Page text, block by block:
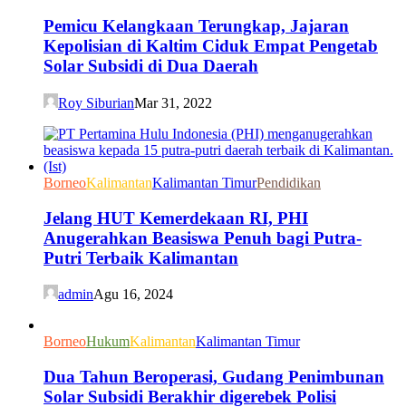
Pemicu Kelangkaan Terungkap, Jajaran
Kepolisian di Kaltim Ciduk Empat Pengetab
Solar Subsidi di Dua Daerah
Roy SiburianMar 31, 2022
BorneoKalimantanKalimantan TimurPendidikan
Jelang HUT Kemerdekaan RI, PHI
Anugerahkan Beasiswa Penuh bagi Putra-
Putri Terbaik Kalimantan
adminAgu 16, 2024
BorneoHukumKalimantanKalimantan Timur
Dua Tahun Beroperasi, Gudang Penimbunan
Solar Subsidi Berakhir digerebek Polisi